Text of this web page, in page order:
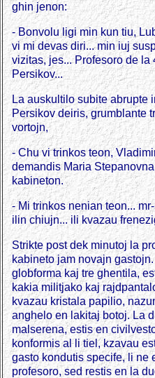
ghin jenon:
- Bonvolu ligi min kun tiu,
vi mi devas diri... min iuj
vizitas, jes... Profesoro de la
Persikov...
La auskultilo subite abrupte
Persikov deiris, grumblante
vortojn,
- Chu vi trinkos teon,
demandis Maria
kabineton.
- Mi trinkos nenian teon...
ilin chiujn... ili kvazau
Strikte post dek minutoj la
kabineto jam novajn
globforma kaj tre ghentila,
kakia militjako kaj
kvazau kristala papilio,
anghelo en lakitaj botoj. La
malserena, estis en
konformis al li tiel, kzavau
gasto kondutis specife, li ne
profesoro, sed restis en la